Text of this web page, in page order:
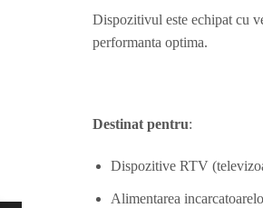
Dispozitivul este echipat cu
performanta optima.
Destinat pentru:
Dispozitive RTV
Alimentarea